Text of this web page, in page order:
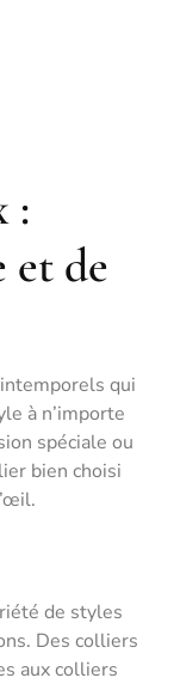
:
et de
qui
à n’importe
spéciale ou
bien choisi
de styles
Des colliers
aux colliers